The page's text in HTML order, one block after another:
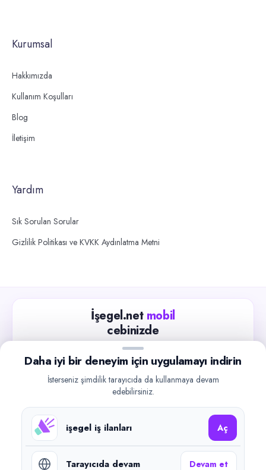
Kurumsal
Hakkımızda
Kullanım Koşulları
Blog
İletişim
Yardım
Sık Sorulan Sorular
Gizlilik Politikası ve KVKK Aydınlatma Metni
İşegel.net mobil
cebinizde
Güncel iş ilanlarını takip edin, işverenlerle hızlıca
iletişime geçin.
Google Play
©2026işegel.net. Tüm hakları saklıdır.
Daha iyi bir deneyim için uygulamayı indirin
İsterseniz şimdilik tarayıcıda da kullanmaya devam
edebilirsiniz.
işegel iş ilanları Aç
Tarayıcıda devam Devam et